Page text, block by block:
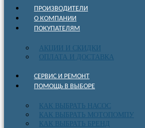
ПРОИЗВОДИТЕЛИ
О КОМПАНИИ
ПОКУПАТЕЛЯМ
АКЦИИ И СКИДКИ
ОПЛАТА И ДОСТАВКА
СЕРВИС И РЕМОНТ
ПОМОЩЬ В ВЫБОРЕ
КАК ВЫБРАТЬ НАСОС
КАК ВЫБРАТЬ МОТОПОМПУ
КАК ВЫБРАТЬ БРЕНД